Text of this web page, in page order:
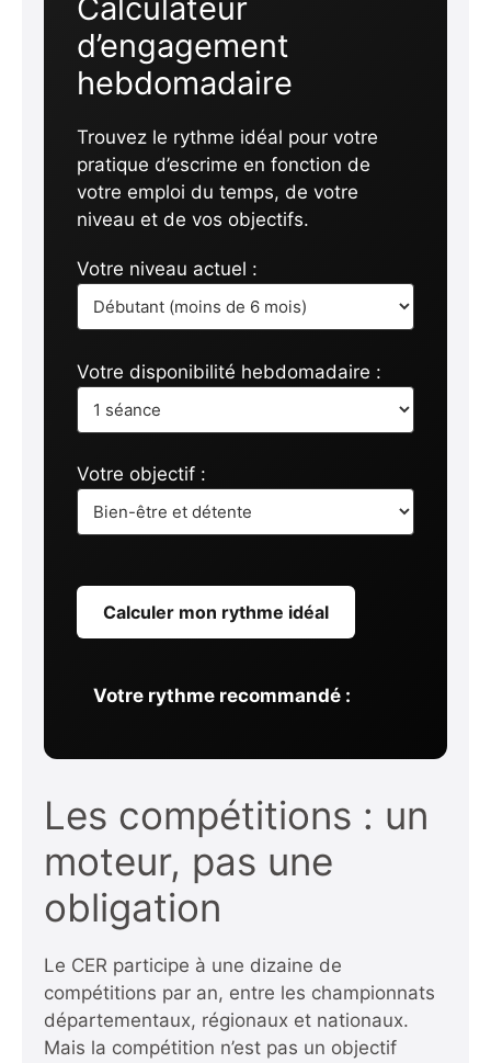
Calculateur
d’engagement
hebdomadaire
Trouvez le rythme idéal pour votre
pratique d’escrime en fonction de
votre emploi du temps, de votre
niveau et de vos objectifs.
Votre niveau actuel :
Votre disponibilité hebdomadaire :
Votre objectif :
Calculer mon rythme idéal
Votre rythme recommandé :
Les compétitions : un
moteur, pas une
obligation
Le CER participe à une dizaine de
compétitions par an, entre les championnats
départementaux, régionaux et nationaux.
Mais la compétition n’est pas un objectif